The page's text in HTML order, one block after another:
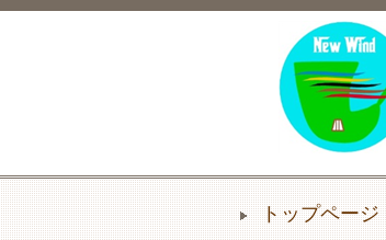
トップページ